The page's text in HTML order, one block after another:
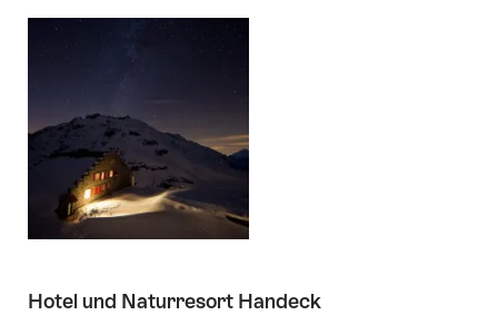
Hotel und Naturresort Handeck